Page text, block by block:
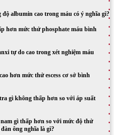
albumin cao trong máu có ý nghĩa gì?
hơn mức thử phosphate máu bình
tự do cao trong xét nghiệm máu
hơn mức thử escess cơ sở bình
gì không thấp hơn so với áp suất
gì thấp hơn so với mức độ thử
ông nghĩa là gì?